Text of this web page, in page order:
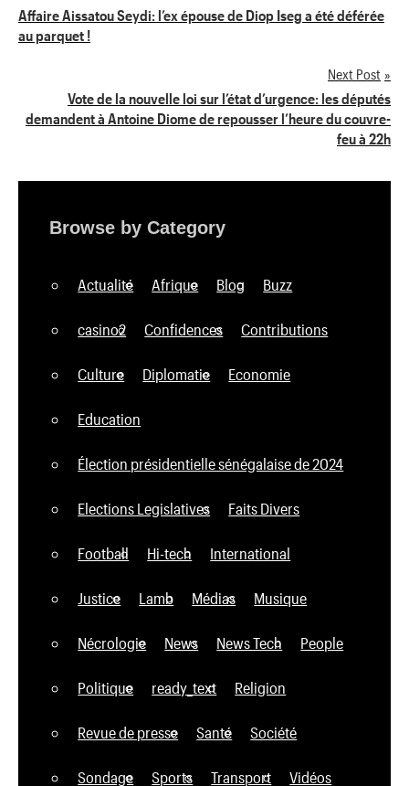
Navigation
de
Affaire Aissatou Seydi: l’ex épouse de Diop Iseg a été déférée
au parquet !
Next Post
Vote de la nouvelle loi sur l’état d’urgence: les députés
demandent à Antoine Diome de repousser l’heure du couvre-
feu à 22h
Browse by Category
Actualité Afrique Blog Buzz
casino2 Confidences Contributions
Culture Diplomatie Economie
Education
Élection présidentielle sénégalaise de 2024
Elections Legislatives Faits Divers
Football Hi-tech International
Justice Lamb Médias Musique
Nécrologie News News Tech People
Politique ready_text Religion
Revue de presse Santé Société
Sondage Sports Transport Vidéos